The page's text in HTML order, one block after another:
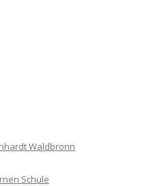
Waldbronn
Schule